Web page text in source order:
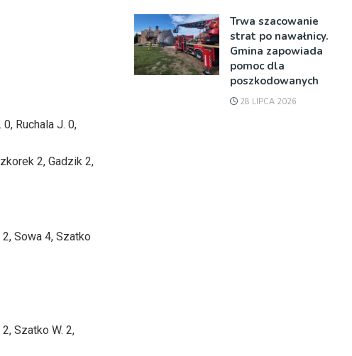
Ruchala J. 0,
2, Gadzik 2,
Sowa 4, Szatko
Szatko W. 2,
Trwa szacowanie
strat po nawałnicy.
Gmina zapowiada
pomoc dla
poszkodowanych
28 LIPCA 2026